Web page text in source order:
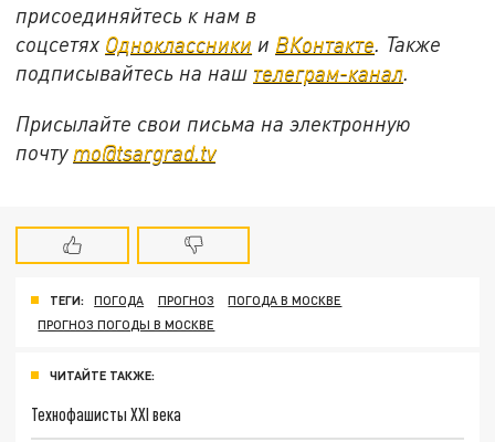
присоединяйтесь к нам в
соцсетях Одноклассники и ВКонтакте. Также
подписывайтесь на наш телеграм-канал.
Присылайте свои письма на электронную
почту mo@tsargrad.tv
ТЕГИ: ПОГОДА ПРОГНОЗ
ПОГОДА В МОСКВЕ
ПРОГНОЗ ПОГОДЫ В МОСКВЕ
ЧИТАЙТЕ ТАКЖЕ:
Технофашисты XXI века